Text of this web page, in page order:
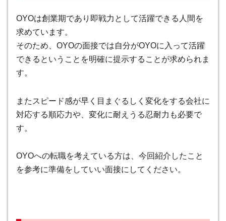
OYOは創業期であり即戦力として活躍できる人間を
求めています。
そのため、OYOの面接では自分がOYOに入って活躍
できるということを明確に提示することが求められま
す。
またスピード感が早く目まぐるしく変化をする会社に
対応する順応力や、変化に耐えうる忍耐力も必要で
す。
OYOへの転職を考えている方は、今回紹介したこと
を参考に準備をしていい面接にしてください。